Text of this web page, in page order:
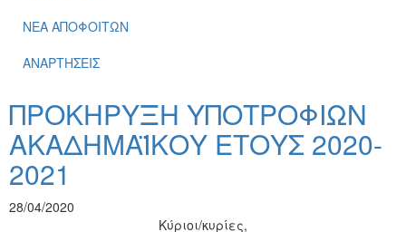
ΝΕΑ ΑΠΟΦΟΙΤΩΝ
ΑΝΑΡΤΗΣΕΙΣ
ΠΡΟΚΗΡΥΞΗ ΥΠΟΤΡΟΦΙΩΝ
ΑΚΑΔΗΜΑΪΚΟΥ ΕΤΟΥΣ 2020-
2021
28/04/2020
Κύριοι/κυρίες,